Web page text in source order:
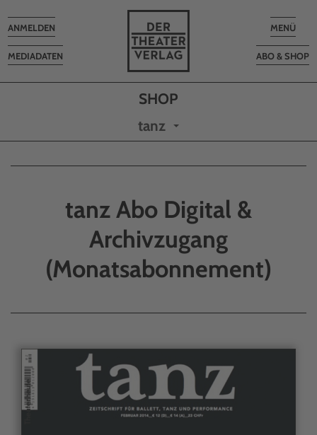
Toggle
MENÜ
ABO & SHOP
MEDIADATEN
Toggle
navigation
ANMELDEN
tanz
tanz Abo Digital &
Archivzugang
(Monatsabonnement)